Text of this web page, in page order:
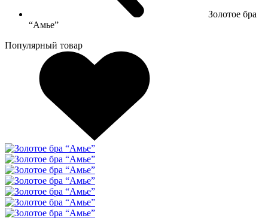
Золотое бра
“Амье”
Популярный товар